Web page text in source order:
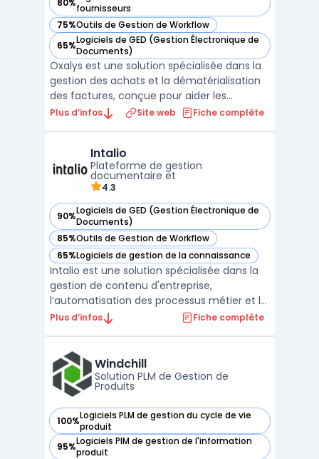
80%fournisseurs
— voir Oxalys dans cette catégorie
75%Outils de Gestion de Workflow
— voir Oxalys dans cette catégorie
65%Logiciels de GED (Gestion Électronique de
Documents)
— voir Oxalys dans cette catégorie
Oxalys est une solution spécialisée dans la
gestion des achats et la dématérialisation
des factures, conçue pour aider les
entreprises à optimiser leurs processus
outils performants pour automatiser et
centraliser les ach ...
Plus d’infos Site web Fiche complète
Intalio
Plateforme de gestion
documentaire et
4.3
90%Logiciels de GED (Gestion Électronique de
Documents)
— voir Intalio dans cette catégorie
85%Outils de Gestion de Workflow
— voir Intalio dans cette catégorie
65%Logiciels de gestion de la connaissance
— voir Intalio dans cette catégorie
Intalio est une solution spécialisée dans la
gestion de contenu d'entreprise,
l’automatisation des processus métier et la
gouvernance des données. Conçue pour
offre une suite complète de fonctionnalités
permettant de str ...
Plus d’infos Fiche complète
Windchill
Solution PLM de Gestion de
Produits
100%Logiciels PLM de gestion du cycle de vie
produit
— voir Windchill dans cette catégorie
95%Logiciels PIM de gestion de l'information
produit
— voir Windchill dans cette catégorie